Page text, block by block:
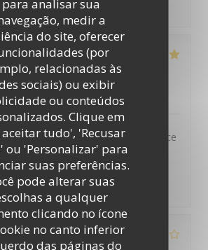
para analisar sua
medir a
do site, oferecer
(por
relacionadas às
sociais) ou exibir
ou conteúdos
Clique em
aceitar tudo', 'Recusar
ou 'Personalizar' para
suas preferências.
pode alterar suas
a qualquer
clicando no ícone
no canto inferior
das páginas do
: 5/5 menu:4/5 quality_price
guests 2
:4/5 menu:5 /5 quality_price
des plats tous excellents et un service
: nous avons passé une excellente
chaleureusement ce
DE BAILLY